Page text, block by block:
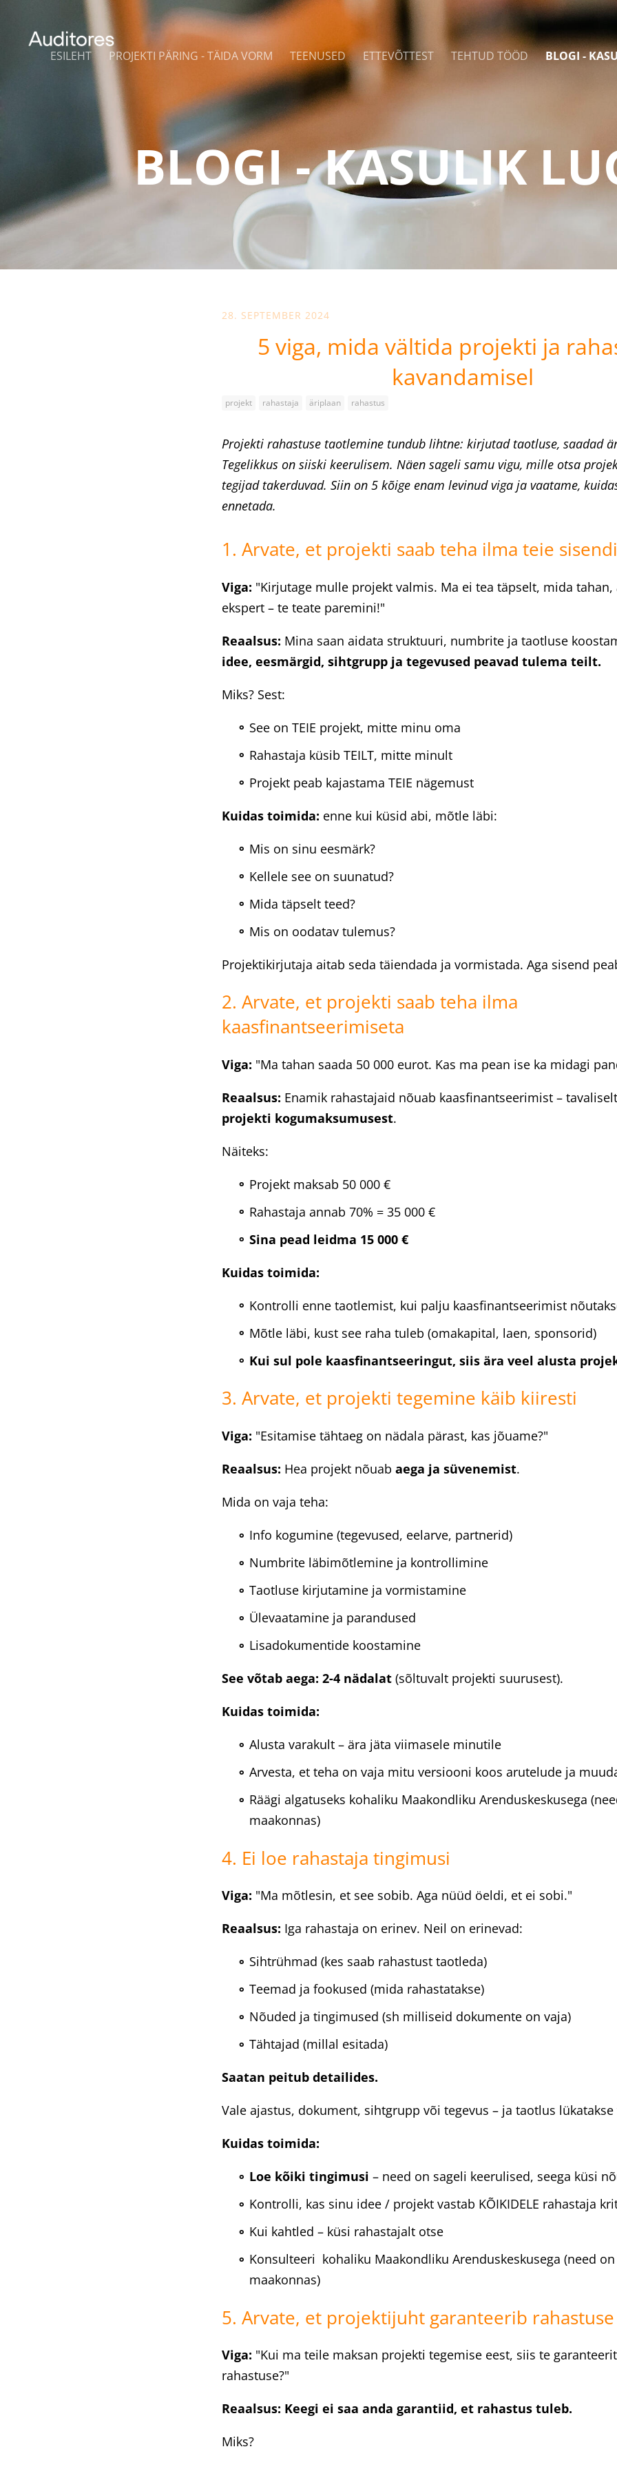
ESILEHT PROJEKTI PÄRING - TÄIDA VORM TEENUSED ETTEVÕTTEST TEHTUD TÖÖD BLOGI -
BLOGI - KASULIK
28. SEPTEMBER 2024
5 viga, mida vältida projekti ja
kavandamisel
projekt rahastaja äriplaan rahastus
Projekti rahastuse taotlemine tundub lihtne: kirjutad taotluse, saadad
Tegelikkus on siiski keerulisem. Näen sageli samu vigu, mille otsa
tegijad takerduvad. Siin on 5 kõige enam levinud viga ja vaatame,
ennetada.
1. Arvate, et projekti saab teha ilma teie
Viga: "Kirjutage mulle projekt valmis. Ma ei tea täpselt, mida tahan,
ekspert – te teate paremini!"
Reaalsus: Mina saan aidata struktuuri, numbrite ja taotluse
idee, eesmärgid, sihtgrupp ja tegevused peavad tulema teilt.
Miks? Sest:
See on TEIE projekt, mitte minu oma
Rahastaja küsib TEILT, mitte minult
Projekt peab kajastama TEIE nägemust
Kuidas toimida: enne kui küsid abi, mõtle läbi:
Mis on sinu eesmärk?
Kellele see on suunatud?
Mida täpselt teed?
Mis on oodatav tulemus?
Projektikirjutaja aitab seda täiendada ja vormistada. Aga sisend
2. Arvate, et projekti saab teha ilma
kaasfinantseerimiseta
Viga: "Ma tahan saada 50 000 eurot. Kas ma pean ise ka midagi
Reaalsus: Enamik rahastajaid nõuab kaasfinantseerimist – tavaliselt
projekti kogumaksumusest.
Näiteks:
Projekt maksab 50 000 €
Rahastaja annab 70% = 35 000 €
Sina pead leidma 15 000 €
Kuidas toimida:
Kontrolli enne taotlemist, kui palju kaasfinantseerimist
Mõtle läbi, kust see raha tuleb (omakapital, laen, sponsorid)
Kui sul pole kaasfinantseeringut, siis ära veel alusta
3. Arvate, et projekti tegemine käib kiiresti
Viga: "Esitamise tähtaeg on nädala pärast, kas jõuame?"
Reaalsus: Hea projekt nõuab aega ja süvenemist.
Mida on vaja teha:
Info kogumine (tegevused, eelarve, partnerid)
Numbrite läbimõtlemine ja kontrollimine
Taotluse kirjutamine ja vormistamine
Ülevaatamine ja parandused
Lisadokumentide koostamine
See võtab aega: 2-4 nädalat (sõltuvalt projekti suurusest).
Kuidas toimida:
Alusta varakult – ära jäta viimasele minutile
Arvesta, et teha on vaja mitu versiooni koos arutelude ja
Räägi algatuseks kohaliku Maakondliku Arenduskeskusega
maakonnas)
4. Ei loe rahastaja tingimusi
Viga: "Ma mõtlesin, et see sobib. Aga nüüd öeldi, et ei sobi."
Reaalsus: Iga rahastaja on erinev. Neil on erinevad:
Sihtrühmad (kes saab rahastust taotleda)
Teemad ja fookused (mida rahastatakse)
Nõuded ja tingimused (sh milliseid dokumente on vaja)
Tähtajad (millal esitada)
Saatan peitub detailides.
Vale ajastus, dokument, sihtgrupp või tegevus – ja taotlus lükatakse
Kuidas toimida:
Loe kõiki tingimusi – need on sageli keerulised, seega küsi
Kontrolli, kas sinu idee / projekt vastab KÕIKIDELE rahastaja
Kui kahtled – küsi rahastajalt otse
Konsulteeri kohaliku Maakondliku Arenduskeskusega (need on
maakonnas)
5. Arvate, et projektijuht garanteerib rahastuse
Viga: "Kui ma teile maksan projekti tegemise eest, siis te
rahastuse?"
Reaalsus: Keegi ei saa anda garantiid, et rahastus tuleb.
Miks?